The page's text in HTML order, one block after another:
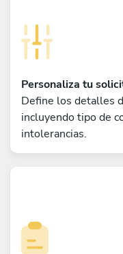
Personaliza tu
Define los detalles
incluyendo tipo de
intolerancias.